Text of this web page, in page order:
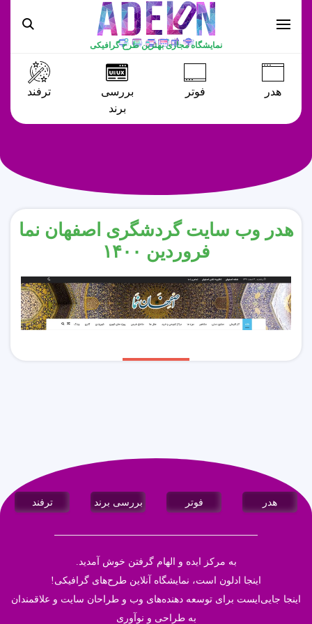
نمایشگاه مجازی بهترین طرح گرافیکی
هدر فوتر
بررسی
برند
ترفند
هدر وب سایت گردشگری اصفهان نما
فروردین ۱۴۰۰
هدر فوتر بررسی برند ترفند
به مرکز ایده و الهام گرفتن خوش آمدید.
اینجا ادلون است، نمایشگاه آنلاین طرح‌های گرافیکی!
اینجا جایی‌ایست برای توسعه دهنده‌های وب و طراحان سایت و علاقمندان
به طراحی و نوآوری